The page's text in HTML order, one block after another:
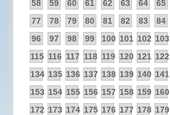
58
59 60 61 62 63 64 65
77
78 79 80 81 82 83 84
96
97 98 99 100 101 102 103
115 116 117 118 119 120 121 122
134 135 136 137 138 139 140 141
153 154 155 156 157 158 159 160
172 173 174 175 176 177 178 179